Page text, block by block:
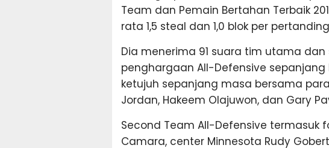
Team dan Pemain Bertahan Terbaik
rata 1,5 steal dan 1,0 blok per
Dia menerima 91 suara tim utama
penghargaan All-Defensive
ketujuh sepanjang masa bersama
Jordan, Hakeem Olajuwon, dan Gary
Second Team All-Defensive termasuk
Camara, center Minnesota Rudy